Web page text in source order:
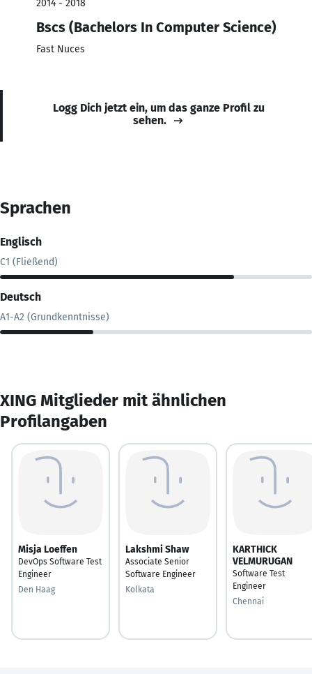
2014 - 2018
Bscs (Bachelors In Computer Science)
Fast Nuces
Logg Dich jetzt ein, um das ganze Profil zu
sehen.
Sprachen
Englisch
C1 (Fließend)
Deutsch
A1-A2 (Grundkenntnisse)
XING Mitglieder mit ähnlichen
Profilangaben
Misja Loeffen
DevOps Software Test
Engineer
Den Haag
Lakshmi Shaw
Associate Senior
Software Engineer
Kolkata
KARTHICK
VELMURUGAN
Software Test
Engineer
Chennai